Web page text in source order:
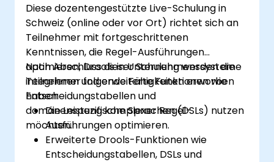
und das Lebenszyklusmanagement
anzuwenden.
Diese dozentengestützte Live-Schulung in
Schweiz (online oder vor Ort) richtet sich an
Teilnehmer mit fortgeschrittenen
Kenntnissen, die Regel-Ausführungen
optimieren, Drools in Unternehmenssysteme
integrieren und erweiterte Funktionen wie
Entscheidungstabellen und
domänenspezifische Sprachen (DSLs) nutzen
möchten.
Nach Abschluss dieser Schulung werden die
Teilnehmer folgende Fähigkeiten erworben
haben:
Die Leistung komplexer Regel-
Ausführungen optimieren.
Erweiterte Drools-Funktionen wie
Entscheidungstabellen, DSLs und